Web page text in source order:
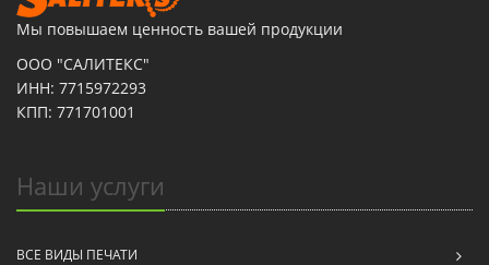
Мы повышаем ценность вашей продукции
ООО "САЛИТЕКС"
ИНН: 7715972293
КПП: 771701001
Наши услуги
ВСЕ ВИДЫ ПЕЧАТИ